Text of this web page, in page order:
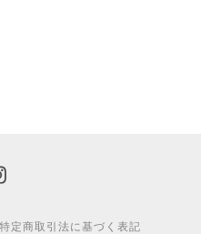
特定商取引法に基づく表記